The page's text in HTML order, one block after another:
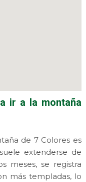
ir a la montaña
de 7 Colores es
extenderse de
meses, se registra
más templadas, lo